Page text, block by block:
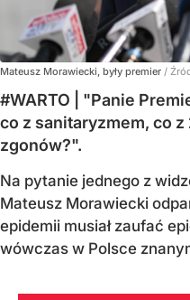
Mateusz Morawiecki, były premier /
#WARTO | "Panie
co z sanitaryzmem, co
zgonów?".
Na pytanie jednego z
Mateusz Morawiecki
epidemii musiał zaufać
wówczas w Polsce